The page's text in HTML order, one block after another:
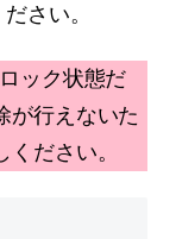
さい。
ック状態だ
が行えないた
ださい。